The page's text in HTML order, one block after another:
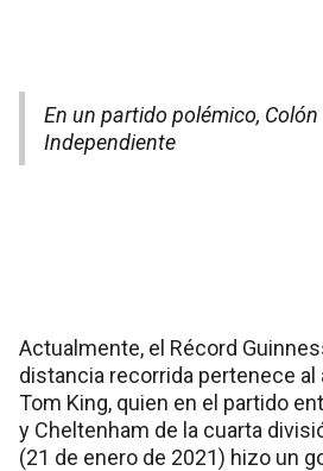
En un partido polémico,
Independiente
Actualmente, el Récord
distancia recorrida pertenece
Tom King, quien en el partido
y Cheltenham de la cuarta
(21 de enero de 2021) hizo un